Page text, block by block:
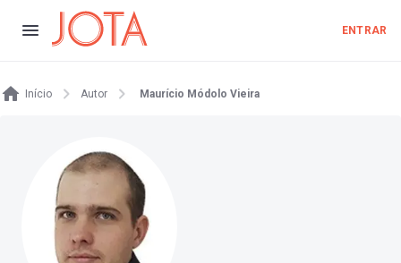
ENTRAR
Início Autor Maurício Módolo Vieira